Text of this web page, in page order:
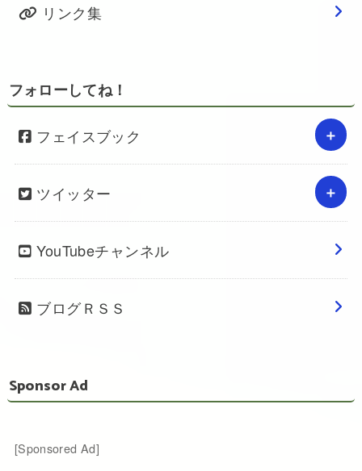
リンク集
フォローしてね！
フェイスブック
ツイッター
YouTubeチャンネル
ブログＲＳＳ
Sponsor Ad
[Sponsored Ad]